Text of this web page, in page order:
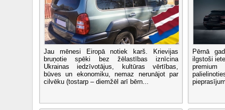
Jau mēnesi Eiropā notiek karš. Krievijas
bruņotie spēki bez žēlastības iznīcina
Ukrainas iedzīvotājus, kultūras vērtības,
būves un ekonomiku, nemaz nerunājot par
cilvēku (tostarp – diemžēl arī bērn...
Pērnā
ilgstoši